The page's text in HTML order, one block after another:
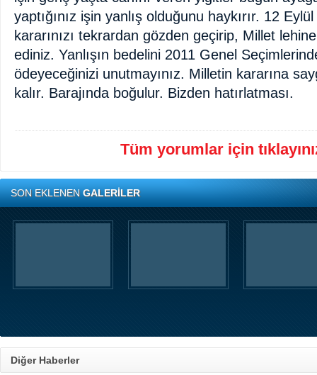
yaptığınız işin yanlış olduğunu haykırır. 12
kararınızı tekrardan gözden geçirip, Millet
ediniz. Yanlışın bedelini 2011 Genel
ödeyeceğinizi unutmayınız. Milletin kararına
kalır. Barajında boğulur. Bizden hatırlatması.
Tüm yorumlar için
SON EKLENENGALERİLER
Diğer Haberler